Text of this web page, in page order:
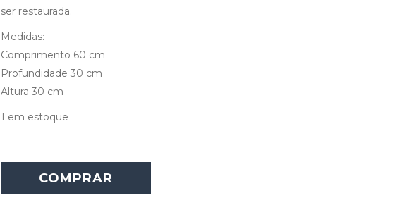
ser restaurada.
Medidas:
Comprimento 60 cm
Profundidade 30 cm
Altura 30 cm
1 em estoque
COMPRAR